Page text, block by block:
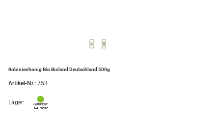
Robinienhonig Bio Bioland Deutschland 500g
Artikel-Nr.: 753
Lager: